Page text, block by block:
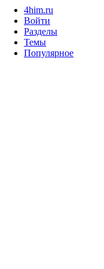
4him.ru
Войти
Разделы
Темы
Популярное